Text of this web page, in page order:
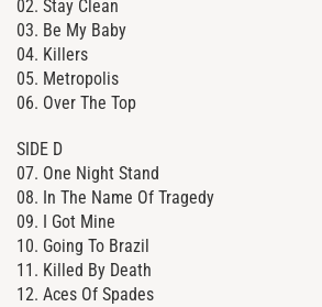
02. Stay Clean
03. Be My Baby
04. Killers
05. Metropolis
06. Over The Top
SIDE D
07. One Night Stand
08. In The Name Of Tragedy
09. I Got Mine
10. Going To Brazil
11. Killed By Death
12. Aces Of Spades